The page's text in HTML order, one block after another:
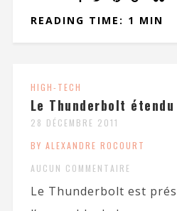
READING TIME: 1 MIN
HIGH-TECH
Le Thunderbolt étendu
28 DÉCEMBRE 2011
BY ALEXANDRE ROCOURT
AUCUN COMMENTAIRE
Le Thunderbolt est